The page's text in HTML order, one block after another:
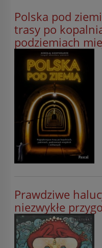
Polska pod
trasy po
podziemiach
Prawdziwe
niezwykłe